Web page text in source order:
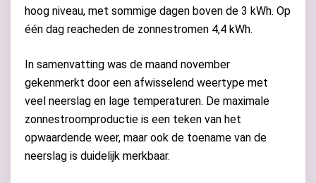
hoog niveau, met sommige dagen boven de 3 kWh. Op
één dag reacheden de zonnestromen 4,4 kWh.
In samenvatting was de maand november
gekenmerkt door een afwisselend weertype met
veel neerslag en lage temperaturen. De maximale
zonnestroomproductie is een teken van het
opwaardende weer, maar ook de toename van de
neerslag is duidelijk merkbaar.